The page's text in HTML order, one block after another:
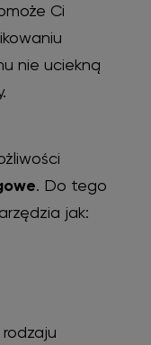
Ci
nie uciekną
. Do tego
jak: